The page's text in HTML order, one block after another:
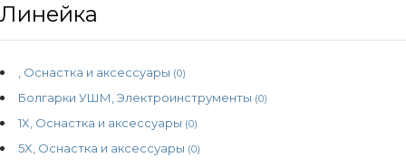
Линейка
, Оснастка и аксессуары (0)
Болгарки УШМ, Электроинструменты (0)
1X, Оснастка и аксессуары (0)
5X, Оснастка и аксессуары (0)